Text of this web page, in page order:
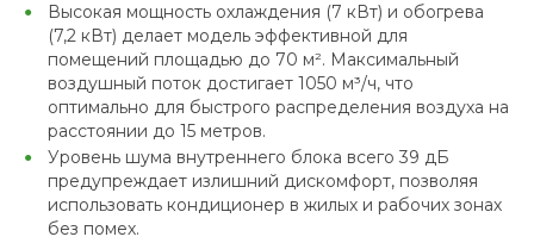
Высокая мощность охлаждения (7 кВт) и обогрева
(7,2 кВт) делает модель эффективной для
помещений площадью до 70 м². Максимальный
воздушный поток достигает 1050 м³/ч, что
оптимально для быстрого распределения воздуха на
расстоянии до 15 метров.
Уровень шума внутреннего блока всего 39 дБ
предупреждает излишний дискомфорт, позволяя
использовать кондиционер в жилых и рабочих зонах
без помех.